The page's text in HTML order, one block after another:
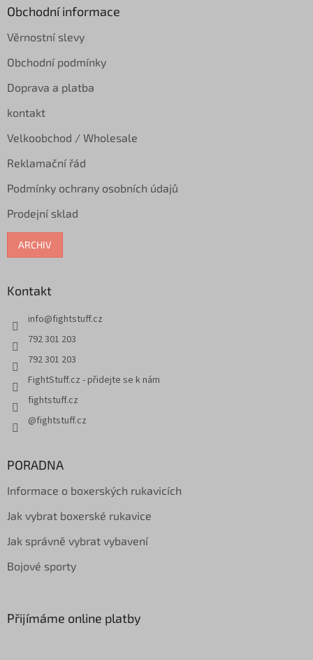
Obchodní informace
Věrnostní slevy
Obchodní podmínky
Doprava a platba
kontakt
Velkoobchod / Wholesale
Reklamační řád
Podmínky ochrany osobních údajů
Prodejní sklad
ARCHIV
Kontakt
info@fightstuff.cz
792 301 203
792 301 203
FightStuff.cz - přidejte se k nám
fightstuff.cz
@fightstuff.cz
PORADNA
Informace o boxerských rukavicích
Jak vybrat boxerské rukavice
Jak správně vybrat vybavení
Bojové sporty
Přijímáme online platby